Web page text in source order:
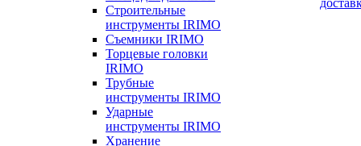
Строительные
инструменты IRIMO
Съемники IRIMO
Торцевые головки
IRIMO
Трубные
инструменты IRIMO
Ударные
инструменты IRIMO
Хранение